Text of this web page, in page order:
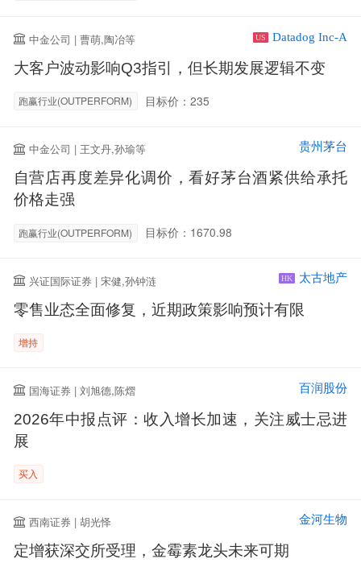
中金公司 | 曹萌,陶冶等 US Datadog Inc-A
大客户波动影响Q3指引，但长期发展逻辑不变
跑赢行业(OUTPERFORM) 目标价：235
中金公司 | 王文丹,孙瑜等 贵州茅台
自营店再度差异化调价，看好茅台酒紧供给承托
价格走强
跑赢行业(OUTPERFORM) 目标价：1670.98
兴证国际证券 | 宋健,孙钟涟 HK 太古地产
零售业态全面修复，近期政策影响预计有限
增持
国海证券 | 刘旭德,陈熠 百润股份
2026年中报点评：收入增长加速，关注威士忌进
展
买入
西南证券 | 胡光怿 金河生物
定增获深交所受理，金霉素龙头未来可期